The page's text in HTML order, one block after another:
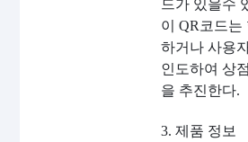
드가 있을수
이 QR코드는
하거나 사용
인도하여 상
을 추진한다.
3. 제품 정보